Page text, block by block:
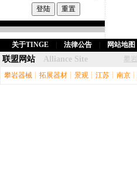
关于TINGE 法律公告 网站地图
联盟网站 Alliance Site 攀岩
攀岩器械 ┊ 拓展器材 ┊ 景观 ┊ 江苏 ┊ 南京 ┊